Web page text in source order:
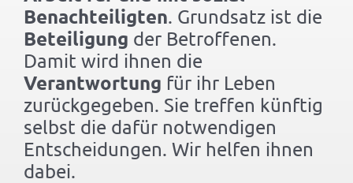
Benachteiligten. Grundsatz ist die
Beteiligung der Betroffenen.
Damit wird ihnen die
Verantwortung für ihr Leben
zurückgegeben. Sie treffen künftig
selbst die dafür notwendigen
Entscheidungen. Wir helfen ihnen
dabei.